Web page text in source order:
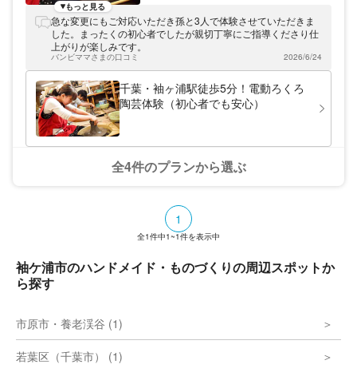
便利な場所にあります。 プロの作品からイ
メージを膨らませてみよう☆ クマの陶芸教
ができます。定番のお皿やマグカップのほ
か、作ってみたいものを自由に作れます。初
めての方でもイメージ通りの作品に仕上がる
よう、しっかりとサポートします。プロの陶
芸作品を見て、イメージを膨らませることも
寄りのインターからも車で10分とアクセス
抜群の場所にあります。立地条件もいいの
で、観光客にも人気！小さなお子様から体験
ど、毎日使う食器を自分たちで作ってみては
いかがですか。 千葉観光や、休日空いた時
間で気軽に楽しめる陶芸体験。みなさまのお
もっと見る
急な変更にもご対応いただき孫と3人で体験させていただきま
した。まったくの初心者でしたが親切丁寧にご指導くださり仕
上がりが楽しみです。
バンビママさまの口コミ 2026/6/24
千葉・袖ヶ浦駅徒歩5分！電動ろくろ
陶芸体験（初心者でも安心）
全4件のプランから選ぶ
1
全1件中1~1件を表示中
袖ケ浦市のハンドメイド・ものづくりの周辺スポットか
ら探す
市原市・養老渓谷 (1)
若葉区（千葉市） (1)